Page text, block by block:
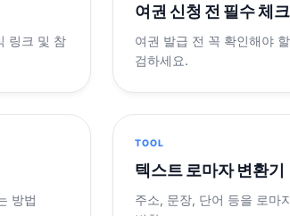
링크 및 참
여권 신청 전 필수 체
여권 발급 전 꼭 확인해야
검하세요.
방법
TOOL
텍스트 로마자 변환기
주소, 문장, 단어 등을 로마